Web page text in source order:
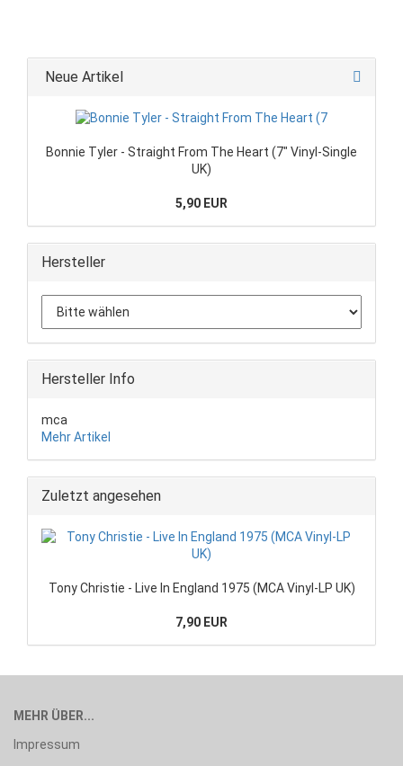
Neue Artikel
Bonnie Tyler - Straight From The Heart (7" Vinyl-Single
UK)
5,90 EUR
Hersteller
Hersteller Info
mca
Mehr Artikel
Zuletzt angesehen
Tony Christie - Live In England 1975 (MCA Vinyl-LP UK)
7,90 EUR
MEHR ÜBER...
Impressum